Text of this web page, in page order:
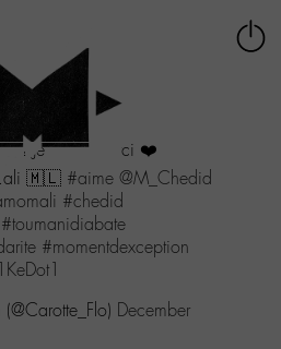
! Je dis M...erci ❤️
🇲🇱 #aime @M_Chedid
#chedid
#toumanidiabate
#momentdexception
December